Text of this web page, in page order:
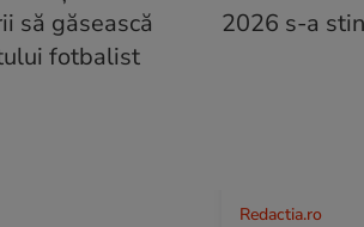
Redactia.ro